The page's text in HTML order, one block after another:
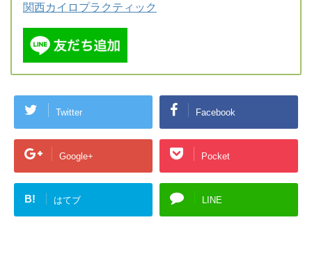
関西カイロプラクティック
Twitter Facebook
Google+ Pocket
B! はてブ LINE